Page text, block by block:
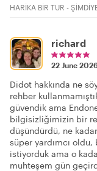
HARİKA BİR TUR -
richard
22 June
Didot hakkında ne
rehber
güvendik ama
bilgisizliğimizin bir
düşündürdü, ne
süper yardımcı
istiyorduk ama o
muhteşem gün